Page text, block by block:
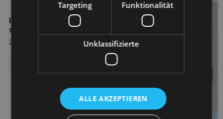
PAWZ Gummistiefel XXS
schwarz 1 Stück
2,70
Targeting Funktionalität
Unklassifizierte
ALLE AKZEPTIEREN